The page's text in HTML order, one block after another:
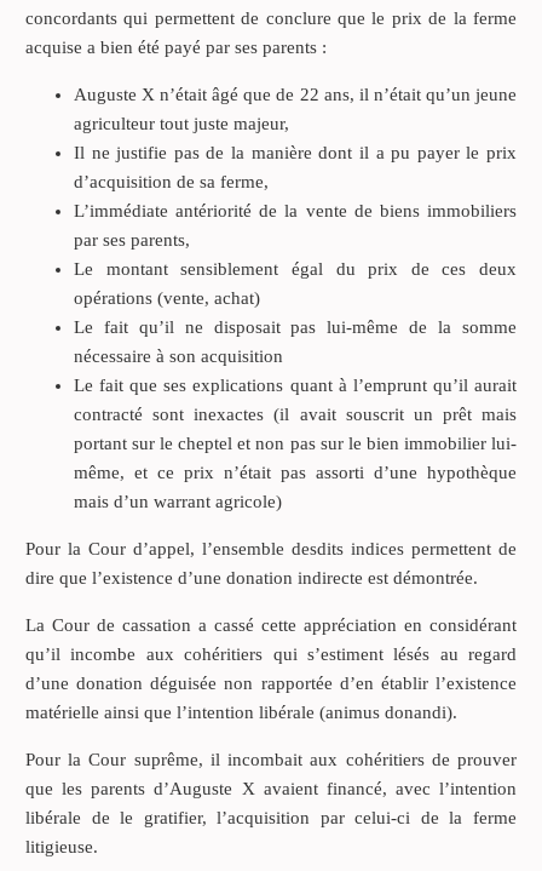
concordants qui permettent de conclure que le prix de la ferme
acquise a bien été payé par ses parents :
Auguste X n’était âgé que de 22 ans, il n’était qu’un jeune
agriculteur tout juste majeur,
Il ne justifie pas de la manière dont il a pu payer le prix
d’acquisition de sa ferme,
L’immédiate antériorité de la vente de biens immobiliers
par ses parents,
Le montant sensiblement égal du prix de ces deux
opérations (vente, achat)
Le fait qu’il ne disposait pas lui-même de la somme
nécessaire à son acquisition
Le fait que ses explications quant à l’emprunt qu’il aurait
contracté sont inexactes (il avait souscrit un prêt mais
portant sur le cheptel et non pas sur le bien immobilier lui-
même, et ce prix n’était pas assorti d’une hypothèque
mais d’un warrant agricole)
Pour la Cour d’appel, l’ensemble desdits indices permettent de
dire que l’existence d’une donation indirecte est démontrée.
La Cour de cassation a cassé cette appréciation en considérant
qu’il incombe aux cohéritiers qui s’estiment lésés au regard
d’une donation déguisée non rapportée d’en établir l’existence
matérielle ainsi que l’intention libérale (animus donandi).
Pour la Cour suprême, il incombait aux cohéritiers de prouver
que les parents d’Auguste X avaient financé, avec l’intention
libérale de le gratifier, l’acquisition par celui-ci de la ferme
litigieuse.